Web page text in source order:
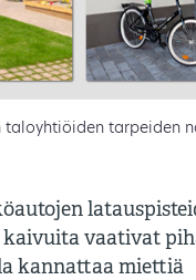
tarpeiden
kaivuita vaativat
kannattaa miettiä